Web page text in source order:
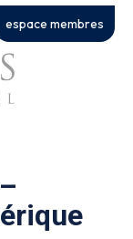
espace membres